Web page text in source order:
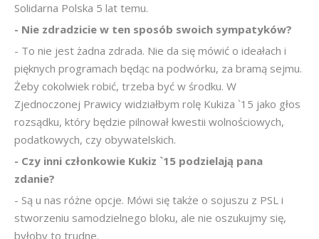
Solidarna Polska 5 lat temu.
- Nie zdradzicie w ten sposób swoich sympatyków?
- To nie jest żadna zdrada. Nie da się mówić o ideałach i
pięknych programach będąc na podwórku, za bramą sejmu.
Żeby cokolwiek robić, trzeba być w środku. W
Zjednoczonej Prawicy widziałbym rolę Kukiza `15 jako głos
rozsądku, który będzie pilnował kwestii wolnościowych,
podatkowych, czy obywatelskich.
- Czy inni członkowie Kukiz `15 podzielają pana
zdanie?
- Są u nas różne opcje. Mówi się także o sojuszu z PSL i
stworzeniu samodzielnego bloku, ale nie oszukujmy się,
byłoby to trudne.